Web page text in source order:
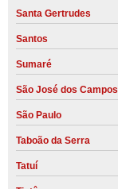
Santa Gertrudes
Santos
Sumaré
São José dos Campos
São Paulo
Taboão da Serra
Tatuí